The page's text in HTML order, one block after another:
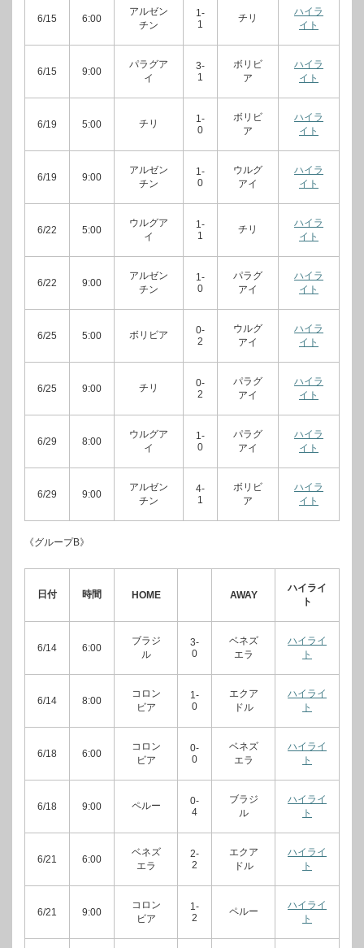
6/15 6:00
アルゼン
チン
1-
1
チリ
ハイラ
イト
6/15 9:00
パラグア
イ
3-
1
ボリビ
ア
ハイラ
イト
6/19 5:00 チリ
1-
0
ボリビ
ア
ハイラ
イト
6/19 9:00
アルゼン
チン
1-
0
ウルグ
アイ
ハイラ
イト
6/22 5:00
ウルグア
イ
1-
1
チリ
ハイラ
イト
6/22 9:00
アルゼン
チン
1-
0
パラグ
アイ
ハイラ
イト
6/25 5:00 ボリビア
0-
2
ウルグ
アイ
ハイラ
イト
6/25 9:00 チリ
0-
2
パラグ
アイ
ハイラ
イト
6/29 8:00
ウルグア
イ
1-
0
パラグ
アイ
ハイラ
イト
6/29 9:00
アルゼン
チン
4-
1
ボリビ
ア
ハイラ
イト
《グループB》
日付 時間 HOME AWAY
ハイライ
ト
6/14 6:00
ブラジ
ル
3-
0
ベネズ
エラ
ハイライ
ト
6/14 8:00
コロン
ビア
1-
0
エクア
ドル
ハイライ
ト
6/18 6:00
コロン
ビア
0-
0
ベネズ
エラ
ハイライ
ト
6/18 9:00 ペルー
0-
4
ブラジ
ル
ハイライ
ト
6/21 6:00
ベネズ
エラ
2-
2
エクア
ドル
ハイライ
ト
6/21 9:00
コロン
ビア
1-
2
ペルー
ハイライ
ト